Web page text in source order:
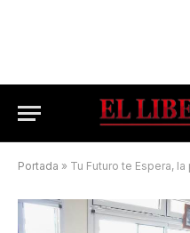
Portada » Tu Futuro te Espera,